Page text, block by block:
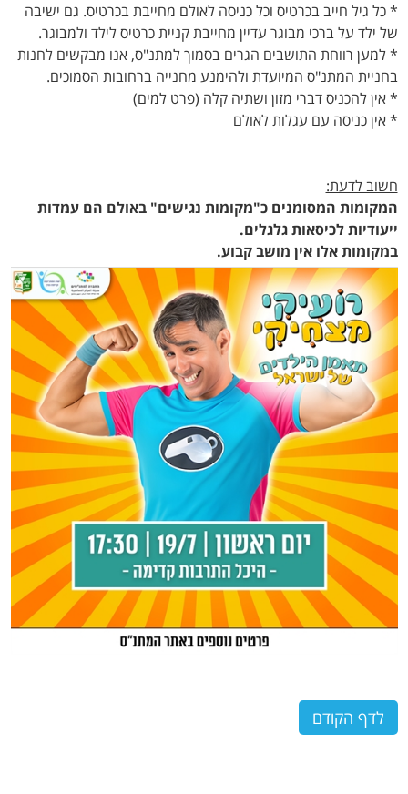
* כל גיל חייב בכרטיס וכל כניסה לאולם מחייבת בכרטיס. גם ישיבה
של ילד על ברכי מבוגר עדיין מחייבת קניית כרטיס לילד ולמבוגר.
* למען רווחת התושבים הגרים בסמוך למתנ"ס, אנו מבקשים לחנות
בחניית המתנ"ס המיועדת ולהימנע מחנייה ברחובות הסמוכים.
* אין להכניס דברי מזון ושתיה קלה (פרט למים)
* אין כניסה עם עגלות לאולם
חשוב לדעת:
המקומות המסומנים כ"מקומות נגישים" באולם הם עמדות
ייעודיות לכיסאות גלגלים.
במקומות אלו אין מושב קבוע.
לדף הקודם